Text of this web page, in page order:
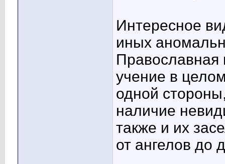
Интересное
иных
Православная
учение в
одной
наличие
также и их
от ангелов до